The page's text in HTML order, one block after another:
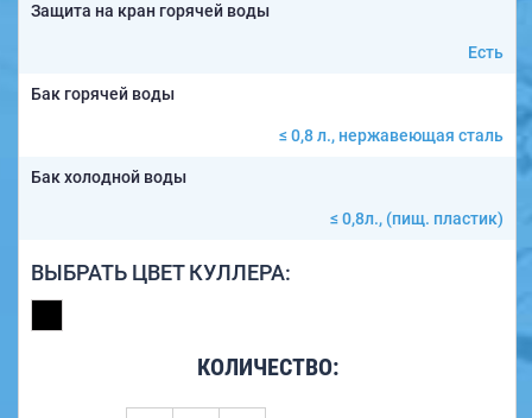
Защита на кран горячей воды
Есть
Бак горячей воды
≤ 0,8 л., нержавеющая сталь
Бак холодной воды
≤ 0,8л., (пищ. пластик)
ВЫБРАТЬ ЦВЕТ КУЛЛЕРА:
КОЛИЧЕСТВО: